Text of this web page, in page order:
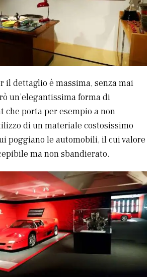
il dettaglio è massima, senza mai
un’elegantissima forma di
che porta per esempio a non
di un materiale costosissimo
poggiano le automobili, il cui valore
ma non sbandierato.